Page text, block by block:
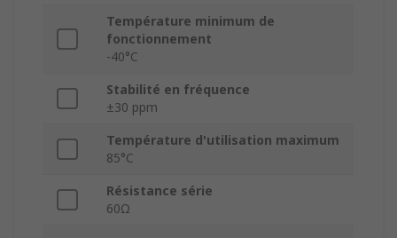
Température minimum de
fonctionnement
-40°C
Stabilité en fréquence
±30 ppm
Température d'utilisation maximum
85°C
Résistance série
60Ω